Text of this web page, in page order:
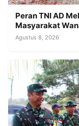
Peran TNI AD
Masyarakat
Agustus 8, 2026